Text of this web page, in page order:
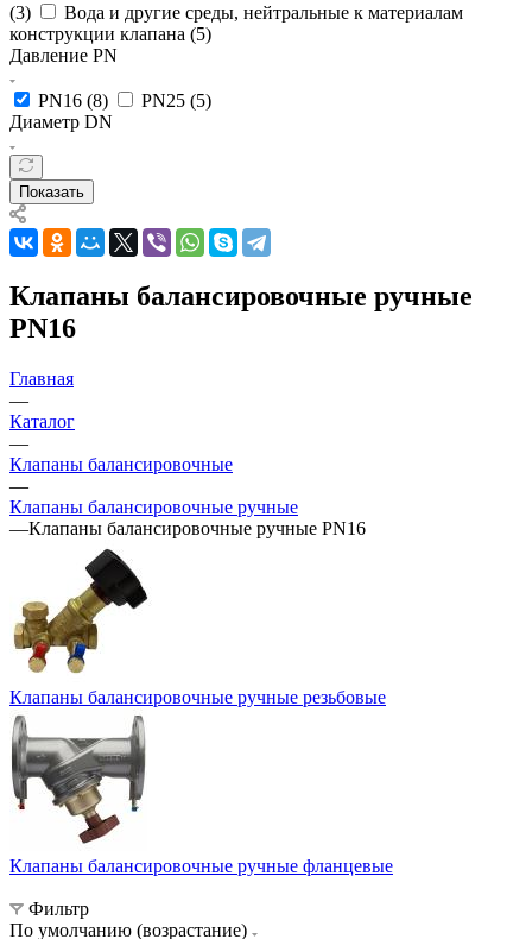
(3)
Вода и другие среды, нейтральные к материалам
конструкции клапана (5)
Давление PN
PN16 (8) PN25 (5)
Диаметр DN
Показать
Клапаны балансировочные ручные
PN16
Главная
—
Каталог
—
Клапаны балансировочные
—
Клапаны балансировочные ручные
—Клапаны балансировочные ручные PN16
Клапаны балансировочные ручные резьбовые
Клапаны балансировочные ручные фланцевые
Фильтр
По умолчанию (возрастание)